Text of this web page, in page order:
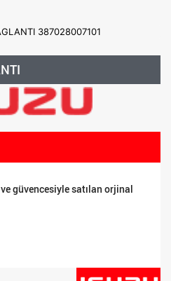
387028007101
güvencesiyle satılan orjinal